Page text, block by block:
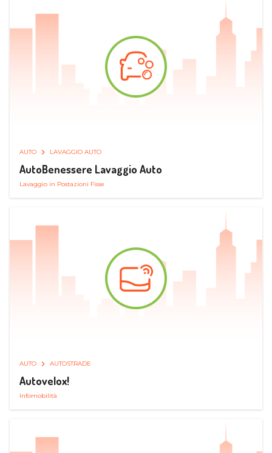
AUTO LAVAGGIO AUTO
AutoBenessere Lavaggio Auto
Lavaggio in Postazioni Fisse
AUTO AUTOSTRADE
Autovelox!
Infomobilità